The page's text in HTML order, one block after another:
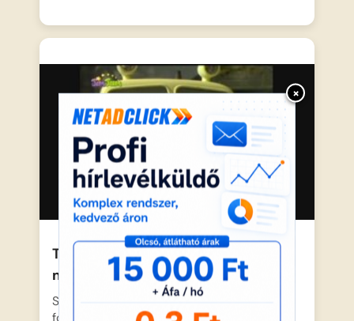
×
Thomas – Tiszta légy az ütköződ
mögött is
Sodor szigetén mindig nagy a sürgés-